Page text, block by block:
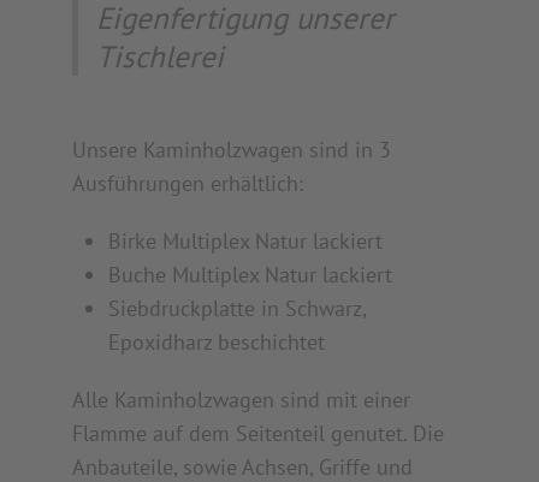
Eigenfertigung unserer
Tischlerei
Unsere Kaminholzwagen sind in 3
Ausführungen erhältlich:
Birke Multiplex Natur lackiert
Buche Multiplex Natur lackiert
Siebdruckplatte in Schwarz,
Epoxidharz beschichtet
Alle Kaminholzwagen sind mit einer
Flamme auf dem Seitenteil genutet. Die
Anbauteile, sowie Achsen, Griffe und